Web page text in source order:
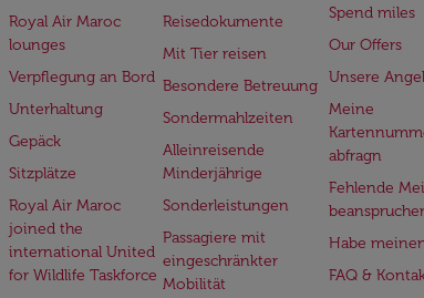
Royal Air Maroc
lounges
Verpflegung an Bord
Unterhaltung
Gepäck
Sitzplätze
Royal Air Maroc
joined the
international United
for Wildlife Taskforce
Reisedokumente
Mit Tier reisen
Besondere Betreuung
Sondermahlzeiten
Alleinreisende
Minderjährige
Sonderleistungen
Passagiere mit
eingeschränkter
Mobilität
Spend miles
Our Offers
Unsere
Meine
abfragn
Fehlende
Habe
FAQ &